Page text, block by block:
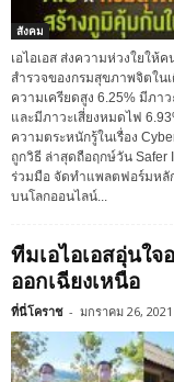
สังคม
เอไอเอส ส่งความห่วงใยใ
สำรวจของกรมสุขภาพจิตใ
ความเครียดสูง 6.25% มีภา
และมีภาวะเสี่ยงหมดไฟ
ความตระหนักรู้ในเรื่อง
ถูกวิธี ล่าสุดถือฤกษ์วัน
ร่วมมือ จัดทำแพลตฟอร์มหลั
บนโลกออนไลน์...
ทีมเอไอเอสอุ่นใ
ออกเฉียงเหนือ
ที่นี่โคราช - มกราคม 26, 2021